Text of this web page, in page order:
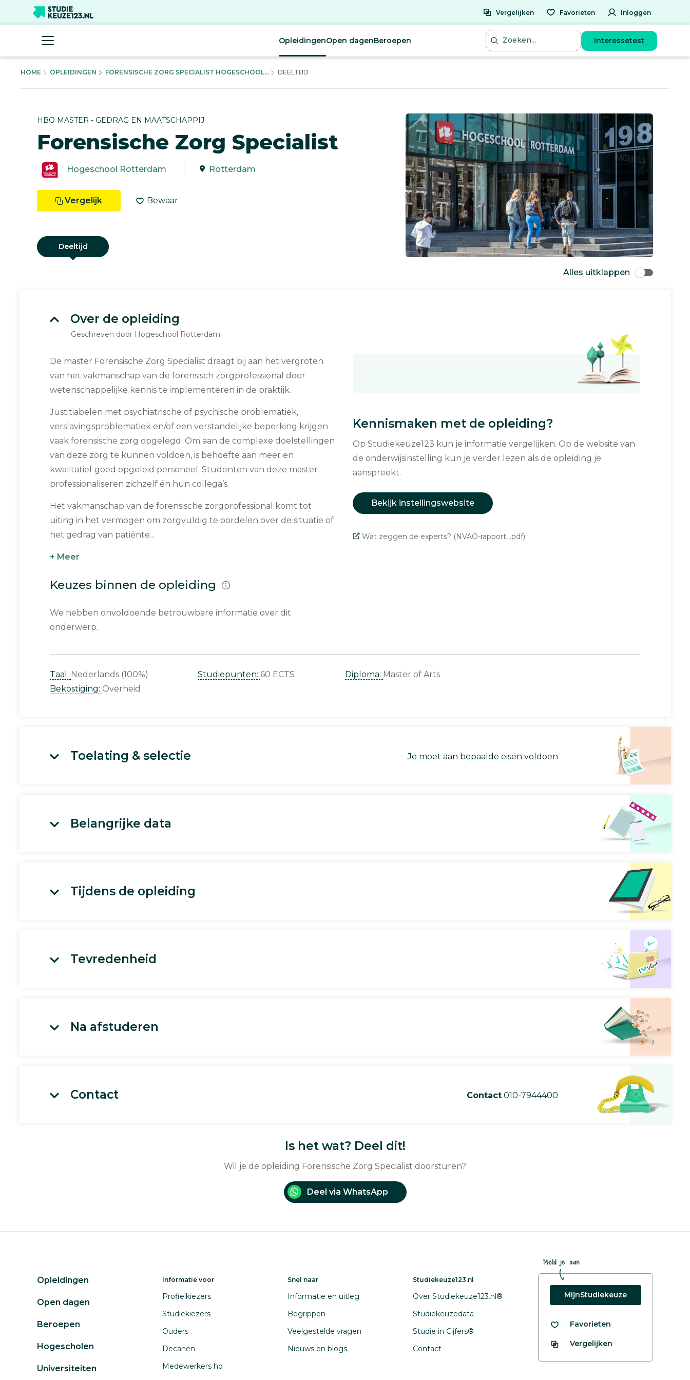
Vergelijken Favorieten Inloggen
OpleidingenOpen dagenBeroepen Interessetest
HOME OPLEIDINGEN FORENSISCHE ZORG SPECIALIST HOGESCHOOL... DEELTIJD
HBO MASTER - GEDRAG EN MAATSCHAPPIJ
Forensische Zorg Specialist
Hogeschool Rotterdam Rotterdam
Vergelijk Bewaar
Deeltijd
Alles uitklappen
Over de opleiding
Geschreven door Hogeschool Rotterdam
De master Forensische Zorg Specialist draagt bij aan het vergroten
van het vakmanschap van de forensisch zorgprofessional door
wetenschappelijke kennis te implementeren in de praktijk.
Justitiabelen met psychiatrische of psychische problematiek,
verslavingsproblematiek en/of een verstandelijke beperking krijgen
vaak forensische zorg opgelegd. Om aan de complexe doelstellingen
van deze zorg te kunnen voldoen, is behoefte aan meer en
kwalitatief goed opgeleid personeel. Studenten van deze master
professionaliseren zichzelf én hun collega’s.
Het vakmanschap van de forensische zorgprofessional komt tot
uiting in het vermogen om zorgvuldig te oordelen over de situatie of
het gedrag van patiënte...
+ Meer
Keuzes binnen de opleiding
We hebben onvoldoende betrouwbare informatie over dit
onderwerp.
Kennismaken met de opleiding?
Op Studiekeuze123 kun je informatie vergelijken. Op de website van
de onderwijsinstelling kun je verder lezen als de opleiding je
aanspreekt.
Bekijk instellingswebsite
Wat zeggen de experts? (NVAO-rapport, .pdf)
Taal: Nederlands (100%)
Bekostiging: Overheid
Studiepunten: 60 ECTS Diploma: Master of Arts
Toelating & selectie Je moet aan bepaalde eisen voldoen
Belangrijke data
Tijdens de opleiding
Tevredenheid
Na afstuderen
Contact Contact 010-7944400
Is het wat? Deel dit!
Wil je de opleiding Forensische Zorg Specialist doorsturen?
Deel via WhatsApp
Opleidingen
Open dagen
Beroepen
Hogescholen
Universiteiten
Informatie voor
Profielkiezers
Studiekiezers
Ouders
Decanen
Medewerkers ho
Snel naar
Informatie en uitleg
Begrippen
Veelgestelde vragen
Nieuws en blogs
Studiekeuze123.nl
Over Studiekeuze123.nl®
Studiekeuzedata
Studie in Cijfers®
Contact
Meld je aan
MijnStudiekeuze
Favorieten
Vergelijken